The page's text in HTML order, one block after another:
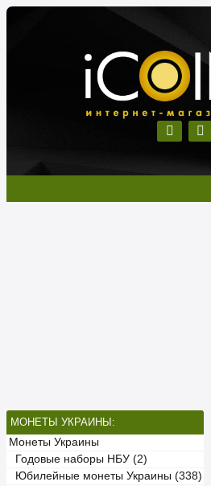
МОНЕТЫ УКРАИНЫ:
Монеты Украины
Годовые наборы НБУ (2)
Юбилейные монеты Украины (338)